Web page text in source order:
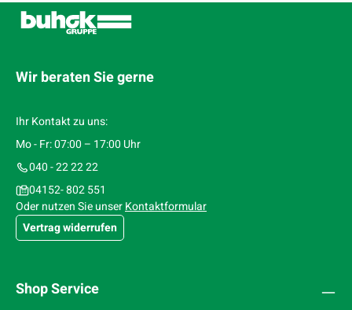
Wir beraten Sie gerne
Ihr Kontakt zu uns:
Mo - Fr: 07:00 – 17:00 Uhr
040 - 22 22 22
04152- 802 551
Oder nutzen Sie unserKontaktformular
Vertrag widerrufen
Shop Service